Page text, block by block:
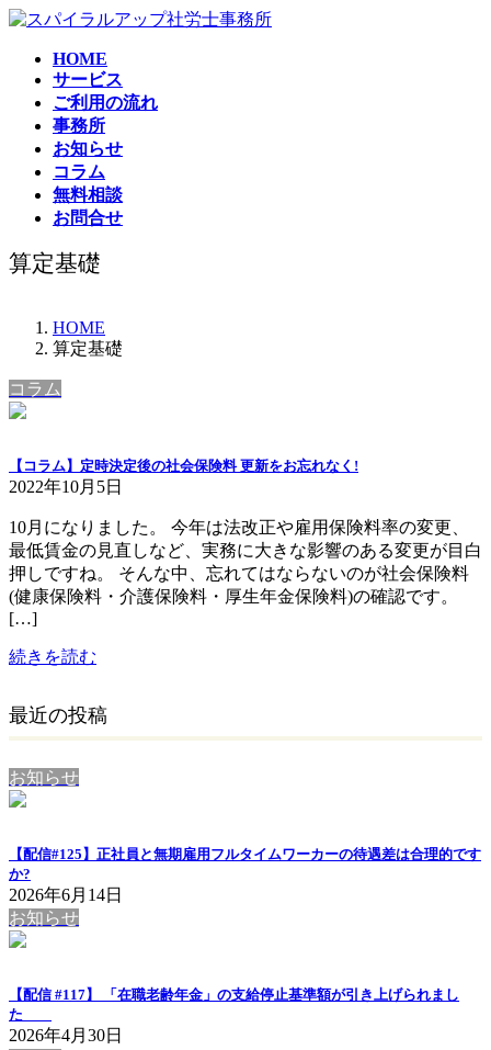
コ
ナ
HOME
サービス
ご利用の流れ
事務所
お知らせ
コラム
無料相談
お問合せ
算定基礎
HOME
算定基礎
コラム
【コラム】定時決定後の社会保険料 更新をお忘れなく!
2022年10月5日
10月になりました。 今年は法改正や雇用保険料率の変更、
最低賃金の見直しなど、実務に大きな影響のある変更が目白
押しですね。 そんな中、忘れてはならないのが社会保険料
(健康保険料・介護保険料・厚生年金保険料)の確認です。
[…]
続きを読む
最近の投稿
お知らせ
【配信#125】正社員と無期雇用フルタイムワーカーの待遇差は合理的です
か?
2026年6月14日
お知らせ
【配信 #117】 「在職老齢年金」の支給停止基準額が引き上げられまし
た
2026年4月30日